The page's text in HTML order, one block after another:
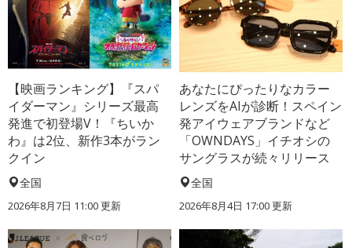
【映画ランキング】『スパ
イダーマン』シリーズ最高
発進で初登場V！『ちいか
わ』は2位、新作3本がラン
クイン
全国
2026年8月7日 11:00更新
あなたにぴったりなカラー
レンズをAIが診断！スペイン
発アイウェアブランドなど
「OWNDAYS」イチオシの
サングラスが続々リリース
全国
2026年8月4日 17:00更新